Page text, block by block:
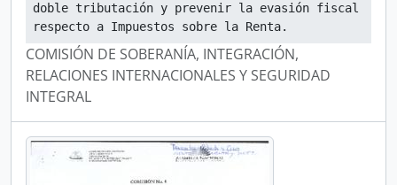
doble tributación y prevenir la evasión fiscal
respecto a Impuestos sobre la Renta.
COMISIÓN DE SOBERANÍA, INTEGRACIÓN,
RELACIONES INTERNACIONALES Y SEGURIDAD
INTEGRAL